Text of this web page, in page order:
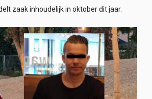
zaak inhoudelijk in oktober dit jaar.